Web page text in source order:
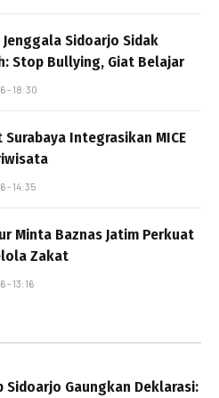
Sidoarjo Sidak
Stop Bullying, Giat Belajar
- 18:30
Surabaya Integrasikan MICE
- 14:35
Minta Baznas Jatim Perkuat
Zakat
- 13:16
Sidoarjo Gaungkan Deklarasi: